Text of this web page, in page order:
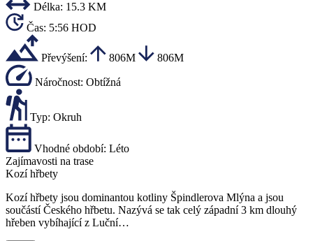
Délka: 15.3 KM
Čas: 5:56 HOD
Převýšení: 806M 806M
Náročnost: Obtížná
Typ: Okruh
Vhodné období: Léto
Zajímavosti na trase
Kozí hřbety
Kozí hřbety jsou dominantou kotliny Špindlerova Mlýna a jsou
součástí Českého hřbetu. Nazývá se tak celý západní 3 km dlouhý
hřeben vybíhající z Luční…